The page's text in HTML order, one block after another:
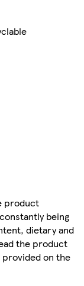
product
being
dietary and
the product
on the